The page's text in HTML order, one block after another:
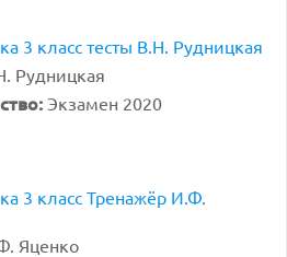
3 класс тесты В.Н. Рудницкая
Рудницкая
Экзамен 2020
3 класс Тренажёр И.Ф.
Яценко